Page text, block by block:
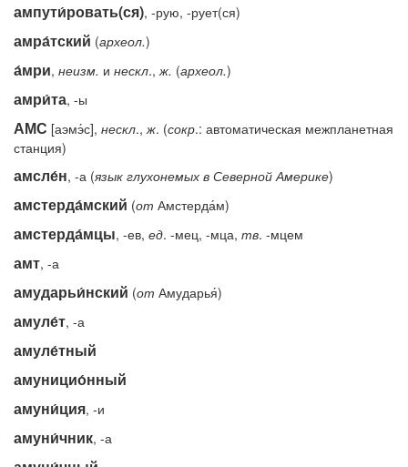
ампути́ровать(ся), -рую, -рует(ся)
амра́тский (археол.)
а́мри, неизм. и нескл.,ж. (археол.)
амри́та, -ы
АМС [аэмэ́с], нескл.,ж. (сокр.: автоматическая межпланетная
станция)
амсле́н, -а (язык глухонемых в Северной Америке)
амстерда́мский (от Амстерда́м)
амстерда́мцы, -ев, ед. -мец, -мца, тв. -мцем
амт, -а
амударьи́нский (от Амударья́)
амуле́т, -а
амуле́тный
амуницио́нный
амуни́ция, -и
амуни́чник, -а